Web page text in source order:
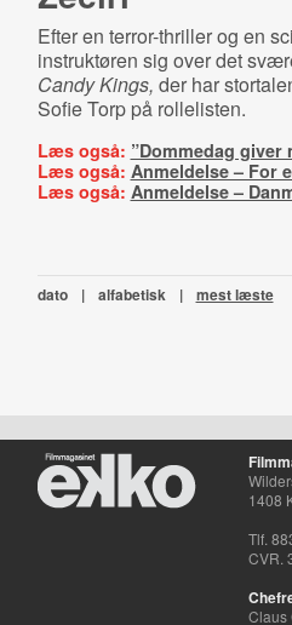
Efter en terror-thriller og en
instruktøren sig over det
Candy Kings, der har
Sofie Torp på rollelisten.
Læs også: ”Dommedag giver
Læs også: Anmeldelse – For
Læs også: Anmeldelse –
dato | alfabetisk | mest læste
1408
Tlf.
CVR.
Claus